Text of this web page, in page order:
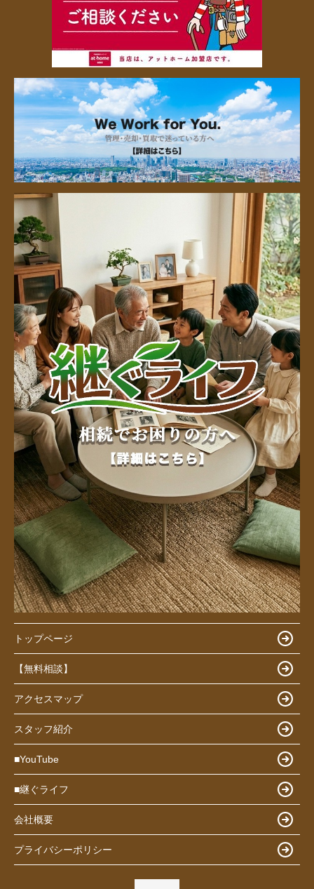
トップページ
【無料相談】
アクセスマップ
スタッフ紹介
■YouTube
■継ぐライフ
会社概要
プライバシーポリシー